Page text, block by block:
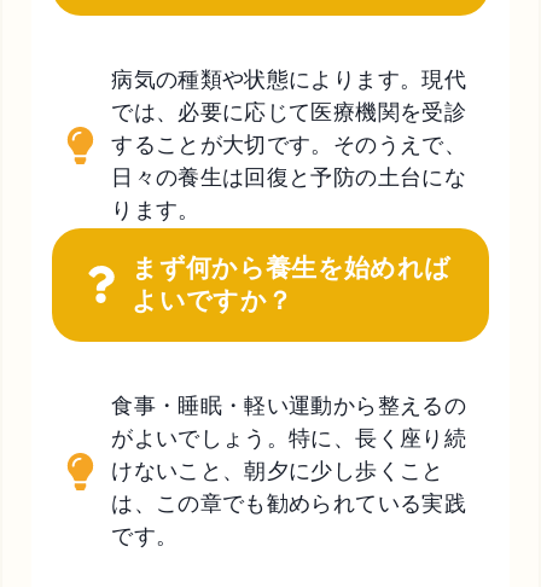
病気の種類や状態によります。現代
では、必要に応じて医療機関を受診
することが大切です。そのうえで、
日々の養生は回復と予防の土台にな
ります。
まず何から養生を始めれば
よいですか？
食事・睡眠・軽い運動から整えるの
がよいでしょう。特に、長く座り続
けないこと、朝夕に少し歩くこと
は、この章でも勧められている実践
です。